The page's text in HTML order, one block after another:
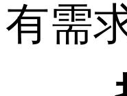
有需